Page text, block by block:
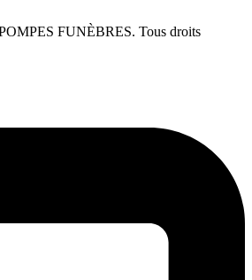
FUNÈBRES. Tous droits